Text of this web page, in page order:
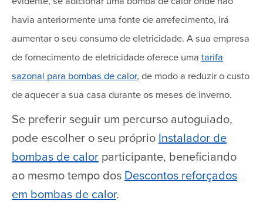
havia anteriormente uma fonte de arrefecimento, irá
aumentar o seu consumo de eletricidade. A sua empresa
de fornecimento de eletricidade oferece uma tarifa
sazonal para bombas de calor, de modo a reduzir o custo
de aquecer a sua casa durante os meses de inverno.
Se preferir seguir um percurso autoguiado,
pode escolher o seu próprio Instalador de
bombas de calor participante, beneficiando
ao mesmo tempo dos Descontos reforçados
em bombas de calor.